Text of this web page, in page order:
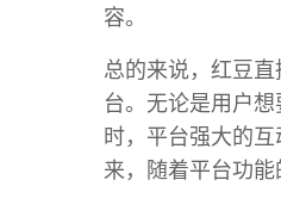
容。
总的来说，红豆
台。无论是用户
时，平台强大的
来，随着平台功